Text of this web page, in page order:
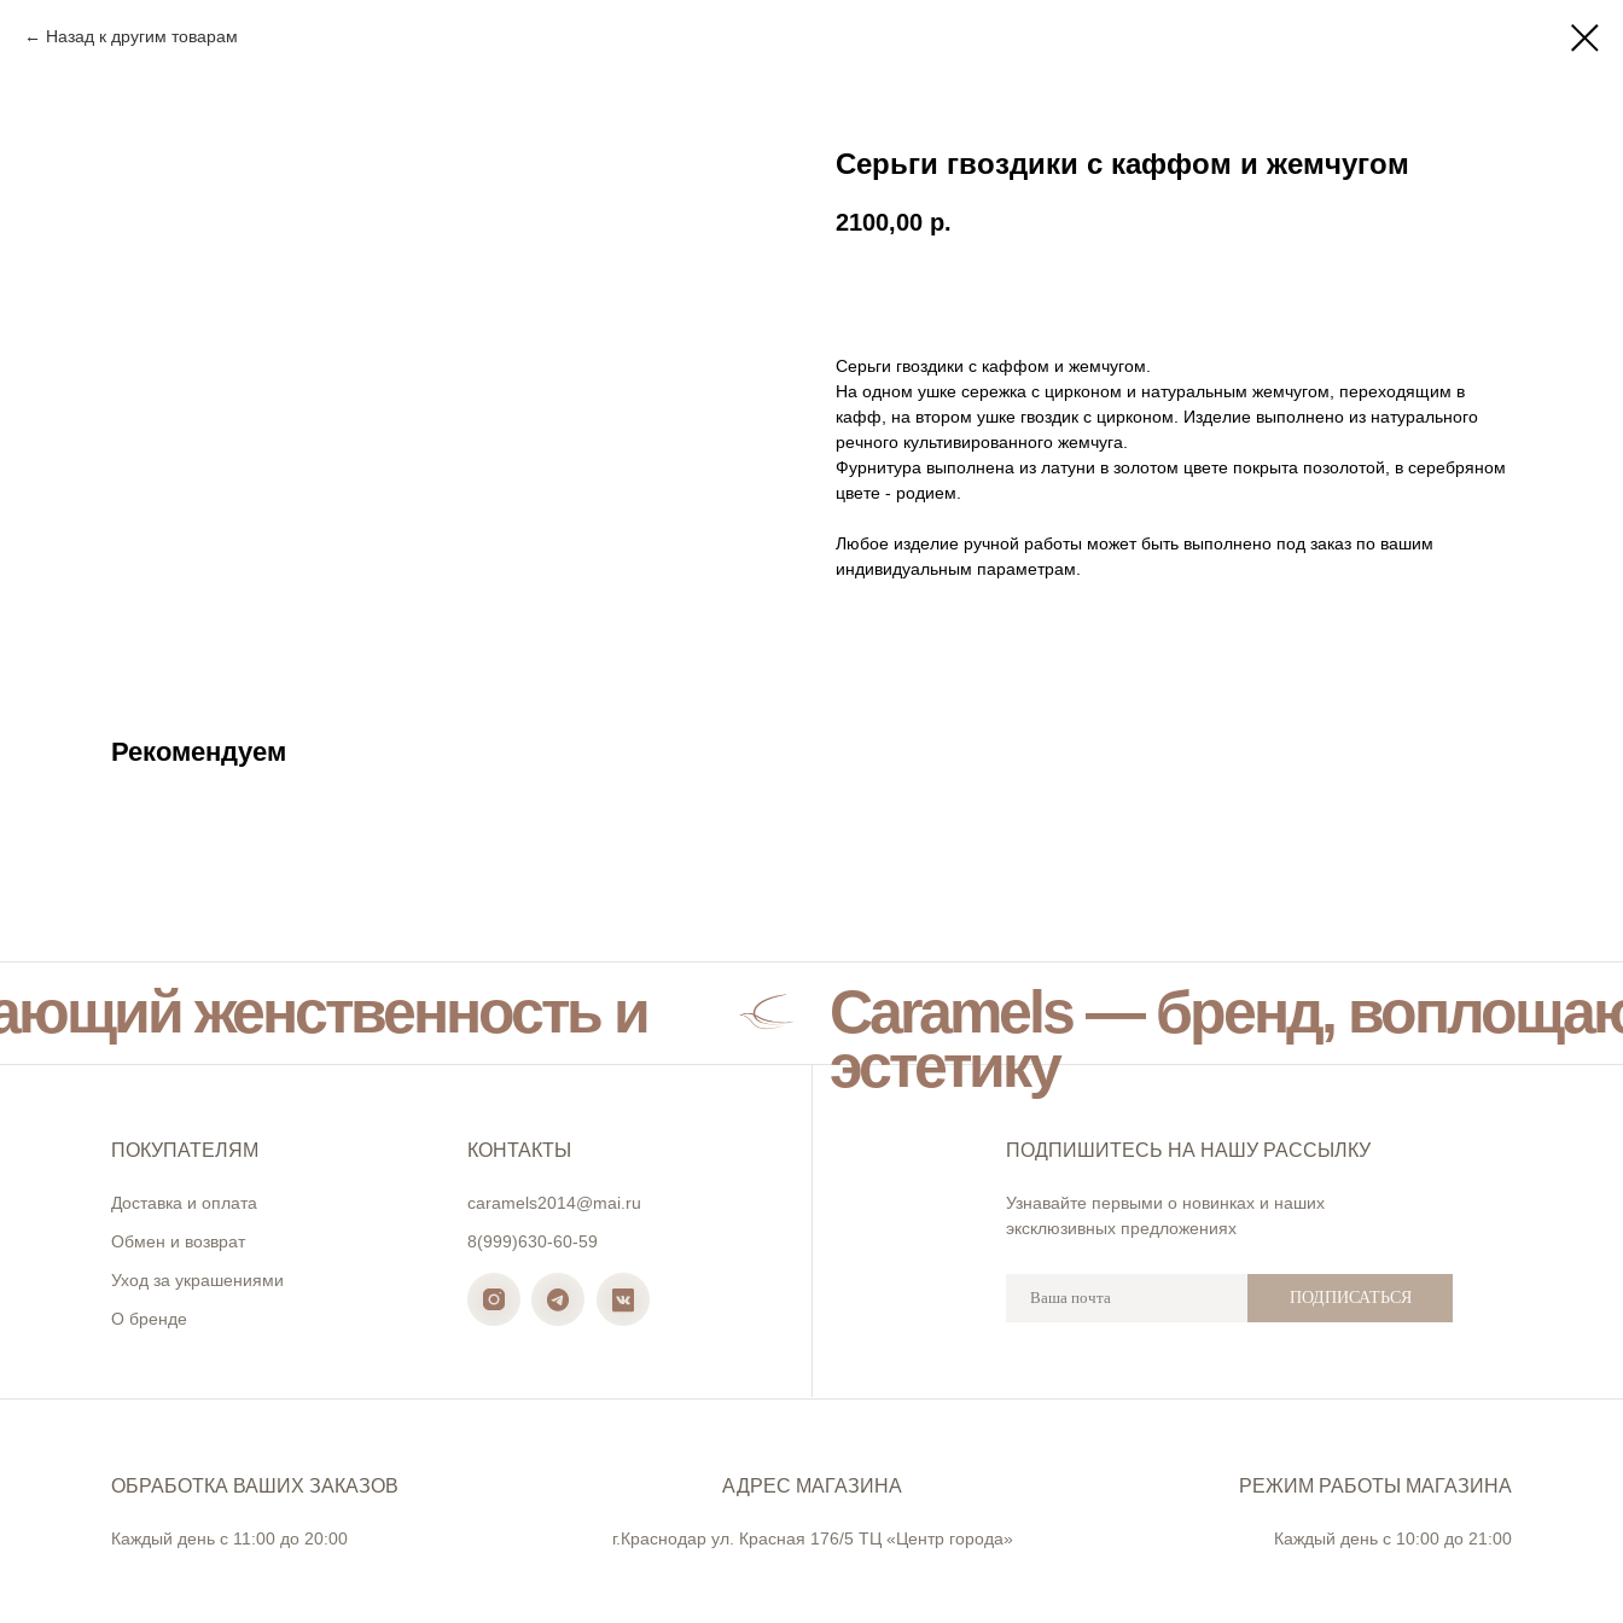
Назад к другим товарам
Серьги гвоздики с каффом и жемчугом
2100,00 р.
Серьги гвоздики с каффом и жемчугом.
На одном ушке сережка с цирконом и натуральным жемчугом, переходящим в
кафф, на втором ушке гвоздик с цирконом. Изделие выполнено из натурального
речного культивированного жемчуга.
Фурнитура выполнена из латуни в золотом цвете покрыта позолотой, в серебряном
цвете - родием.
Любое изделие ручной работы может быть выполнено под заказ по вашим
индивидуальным параметрам.
Рекомендуем
ПОКУПАТЕЛЯМ
Доставка и оплата
Обмен и возврат
Уход за украшениями
О бренде
КОНТАКТЫ
caramels2014@mai.ru
8(999)630-60-59
ПОДПИШИТЕСЬ НА НАШУ РАССЫЛКУ
Узнавайте первыми о новинках и наших
эксклюзивных предложениях
ПОДПИСАТЬСЯ
АДРЕС МАГАЗИНА
г.Краснодар ул. Красная 176/5 ТЦ «Центр города»
ОБРАБОТКА ВАШИХ ЗАКАЗОВ
Каждый день с 11:00 до 20:00
РЕЖИМ РАБОТЫ МАГАЗИНА
Каждый день с 10:00 до 21:00
Caramels — бренд,
эстетику
женственность и